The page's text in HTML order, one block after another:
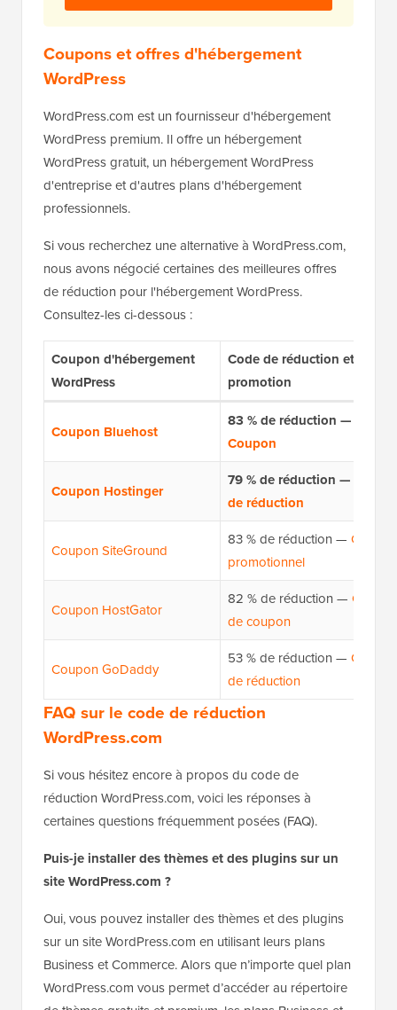
Coupons et offres d'hébergement
WordPress
WordPress.com est un fournisseur d'hébergement
WordPress premium. Il offre un hébergement
WordPress gratuit, un hébergement WordPress
d'entreprise et d'autres plans d'hébergement
professionnels.
Si vous recherchez une alternative à WordPress.com,
nous avons négocié certaines des meilleures offres
de réduction pour l'hébergement WordPress.
Consultez-les ci-dessous :
Coupon d'hébergement
WordPress
Code de réduction et de
promotion
Coupon Bluehost
83 % de réduction —
Coupon
Coupon Hostinger
79 % de réduction —
de réduction
Coupon SiteGround
83 % de réduction — Code
promotionnel
Coupon HostGator
82 % de réduction — Code
de coupon
Coupon GoDaddy
53 % de réduction — Code
de réduction
FAQ sur le code de réduction
WordPress.com
Si vous hésitez encore à propos du code de
réduction WordPress.com, voici les réponses à
certaines questions fréquemment posées (FAQ).
Puis-je installer des thèmes et des plugins sur un
site WordPress.com ?
Oui, vous pouvez installer des thèmes et des plugins
sur un site WordPress.com en utilisant leurs plans
Business et Commerce. Alors que n’importe quel plan
WordPress.com vous permet d’accéder au répertoire